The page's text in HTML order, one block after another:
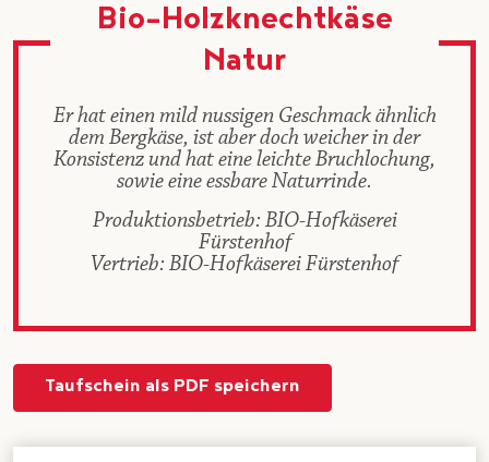
Bio-Holzknechtkäse
Natur
Er hat einen mild nussigen Geschmack ähnlich
dem Bergkäse, ist aber doch weicher in der
Konsistenz und hat eine leichte Bruchlochung,
sowie eine essbare Naturrinde.
Produktionsbetrieb: BIO-Hofkäserei
Fürstenhof
Vertrieb: BIO-Hofkäserei Fürstenhof
Taufschein als PDF speichern